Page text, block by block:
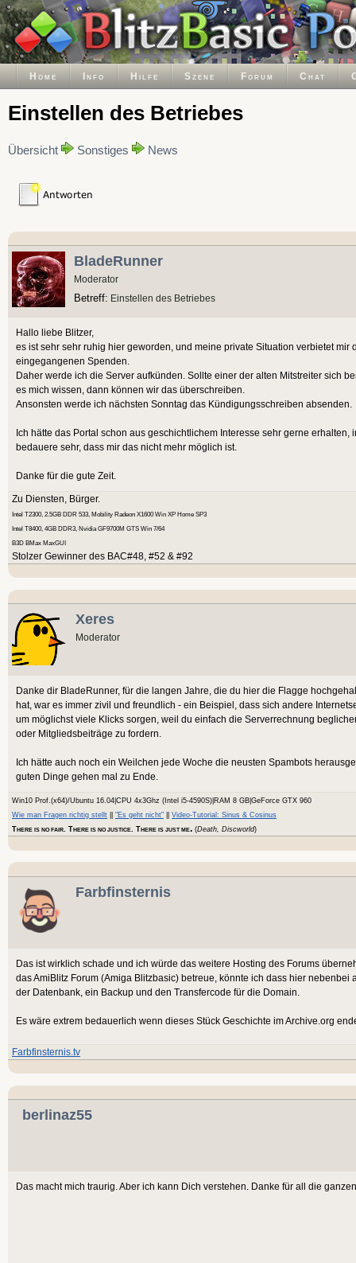
Home Info Hilfe Szene Forum Chat
Einstellen des Betriebes
Übersicht Sonstiges News
BladeRunner
Moderator
Betreff: Einstellen des Betriebes
Hallo liebe Blitzer,
es ist sehr sehr ruhig hier geworden, und meine private Situation verbietet mir
eingegangenen Spenden.
Daher werde ich die Server aufkünden. Sollte einer der alten Mitstreiter sich
es mich wissen, dann können wir das überschreiben.
Ansonsten werde ich nächsten Sonntag das Kündigungsschreiben absenden.
Ich hätte das Portal schon aus geschichtlichem Interesse sehr gerne
bedauere sehr, dass mir das nicht mehr möglich ist.
Danke für die gute Zeit.
Zu Diensten, Bürger.
Intel T2300, 2.5GB DDR 533, Mobility Radeon X1600 Win XP Home SP3
Intel T8400, 4GB DDR3, Nvidia GF9700M GTS Win 7/64
B3D BMax MaxGUI
Stolzer Gewinner des BAC#48, #52 & #92
Xeres
Moderator
Danke dir BladeRunner, für die langen Jahre, die du hier die Flagge
hat, war es immer zivil und freundlich - ein Beispiel, dass sich andere
um möglichst viele Klicks sorgen, weil du einfach die Serverrechnung
oder Mitgliedsbeiträge zu fordern.
Ich hätte auch noch ein Weilchen jede Woche die neusten Spambots
guten Dinge gehen mal zu Ende.
Win10 Prof.(x64)/Ubuntu 16.04|CPU 4x3Ghz (Intel i5-4590S)|RAM 8 GB|GeForce GTX 960
Wie man Fragen richtig stellt
"Es geht nicht"
Video-Tutorial: Sinus & Cosinus
THERE IS NO FAIR. THERE IS NO JUSTICE. THERE IS JUST ME. (Death, Discworld)
Farbfinsternis
Das ist wirklich schade und ich würde das weitere Hosting des Forums
das AmiBlitz Forum (Amiga Blitzbasic) betreue, könnte ich dass hier
der Datenbank, ein Backup und den Transfercode für die Domain.
Es wäre extrem bedauerlich wenn dieses Stück Geschichte im Archive.org
Farbfinsternis.tv
berlinaz55
Das macht mich traurig. Aber ich kann Dich verstehen. Danke für all die